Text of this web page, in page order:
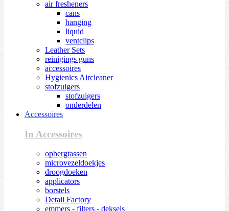
air fresheners
cans
hanging
liquid
ventclips
Leather Sets
reinigings guns
accessoires
Hygienics Aircleaner
stofzuigers
stofzuigers
onderdelen
Accessoires
In Accessoires
opbergtassen
microvezeldoekjes
droogdoeken
applicators
borstels
Detail Factory
emmers - filters - deksels